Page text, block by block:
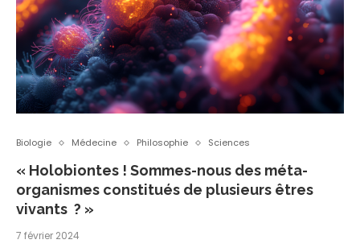
Biologie Médecine Philosophie Sciences
« Holobiontes ! Sommes-nous des méta-
organismes constitués de plusieurs êtres
vivants ? »
7 février 2024